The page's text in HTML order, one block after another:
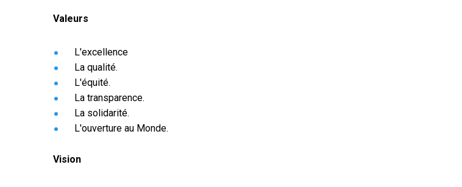
Valeurs
• L'excellence
• La qualité.
• L'équité.
• La transparence.
• La solidarité.
• L'ouverture au Monde.
Vision